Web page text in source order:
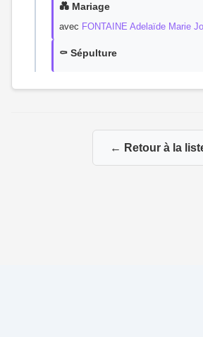
💑 Mariage
avec FONTAINE Adelaïde Marie
⚰️ Sépulture
← Retour à la